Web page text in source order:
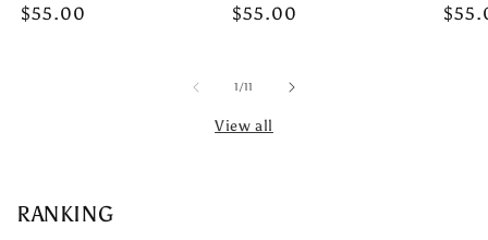
Regular
$55.00
Regular
$55.00
1/of
11
View all
RANKING